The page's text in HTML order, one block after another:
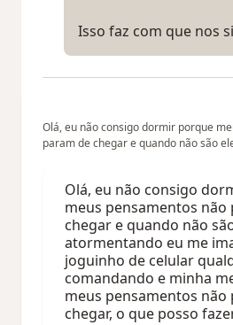
Isso faz com que nos
Olá, eu não consigo dormir porque
param de chegar e quando não são
Olá, eu não consigo
meus pensamentos não
chegar e quando não
atormentando eu me
joguinho de celular
comandando e minha
meus pensamentos não
chegar, o que posso